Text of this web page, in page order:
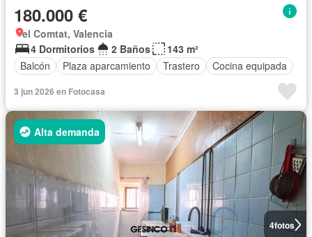
180.000 €
el Comtat, Valencia
4 Dormitorios
2 Baños
143 m²
Balcón
Plaza aparcamiento Trastero Cocina equipada
3 jun 2026 en Fotocasa
4fotos
Alta demanda